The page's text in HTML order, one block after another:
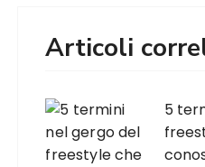
Articoli
5